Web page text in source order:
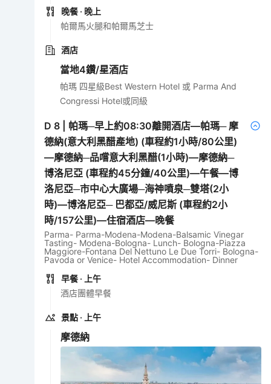
晚餐 · 晚上
帕爾馬火腿和帕爾馬芝士
酒店
當地4鑽/星酒店
帕瑪 四星級Best Western Hotel 或 Parma And
Congressi Hotel或同級
D 8
帕瑪─早上約08:30離開酒店—帕瑪─ 摩
德納(意大利黑醋產地) (車程約1小時/80公里)
—摩德納─品嚐意大利黑醋(1小時)—摩德納─
博洛尼亞 (車程約45分鐘/40公里)—午餐—博
洛尼亞─市中心大廣場─海神噴泉─雙塔(2小
時)—博洛尼亞─ 巴都亞/威尼斯 (車程約2小
時/157公里)—住宿酒店—晚餐
Parma- Parma-Modena-Modena-Balsamic Vinegar
Tasting- Modena-Bologna- Lunch- Bologna-Piazza
Maggiore-Fontana Del Nettuno Le Due Torri- Bologna-
Pavoda or Venice- Hotel Accommodation- Dinner
早餐 · 上午
酒店團體早餐
景點 · 上午
摩德納